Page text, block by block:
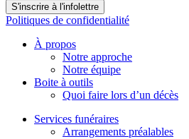
S'inscrire à l'infolettre
Politiques de confidentialité
À propos
Notre approche
Notre équipe
Boite à outils
Quoi faire lors d’un décès
Services funéraires
Arrangements préalables